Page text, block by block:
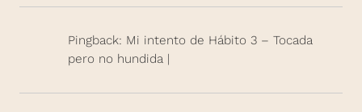
Pingback: Mi intento de Hábito 3 – Tocada
pero no hundida |